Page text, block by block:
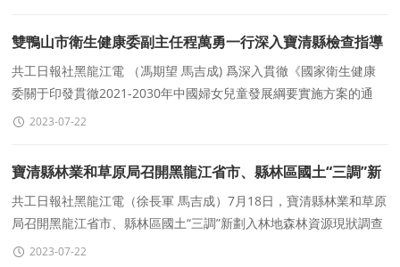
雙鴨山市衛生健康委副主任程萬勇一行深入寶清縣檢查指導
工作
共工日報社黑龍江電 （馮期望 馬吉成) 爲深入貫徹《國家衛生健康
委關于印發貫徹2021-2030年中國婦女兒童發展綱要實施方案的通
知》和《黑龍江省衛生健康委關于貫徹2021-2025
2023-07-22
寶清縣林業和草原局召開黑龍江省市、縣林區國土“三調”新
劃入林地森林資源現狀調查工作會議
共工日報社黑龍江電（徐長軍 馬吉成）7月18日，寶清縣林業和草原
局召開黑龍江省市、縣林區國土“三調”新劃入林地森林資源現狀調查
工作會議，縣林草局黨組成員、
2023-07-22